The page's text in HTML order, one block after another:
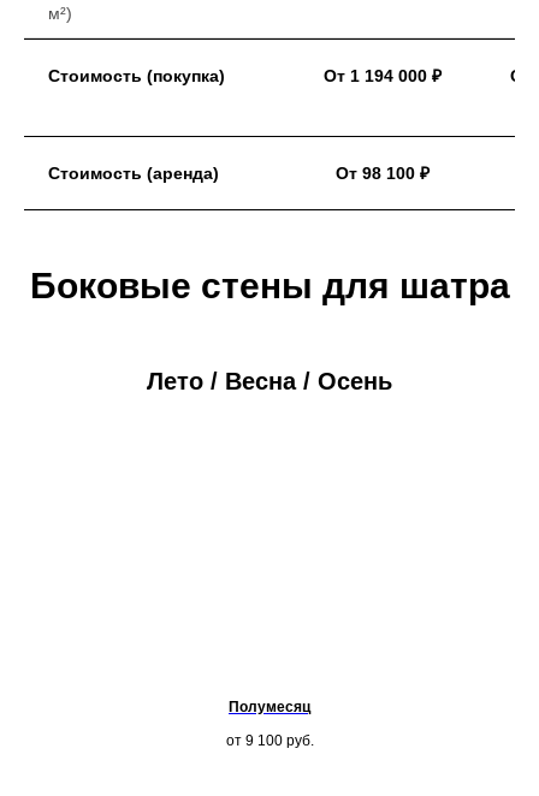
м²)
Стоимость (покупка) От 1 194 000 ₽ От
Стоимость (аренда) От 98 100 ₽
Боковые стены для шатра
Лето / Весна / Осень
Полумесяц
от 9 100 руб.